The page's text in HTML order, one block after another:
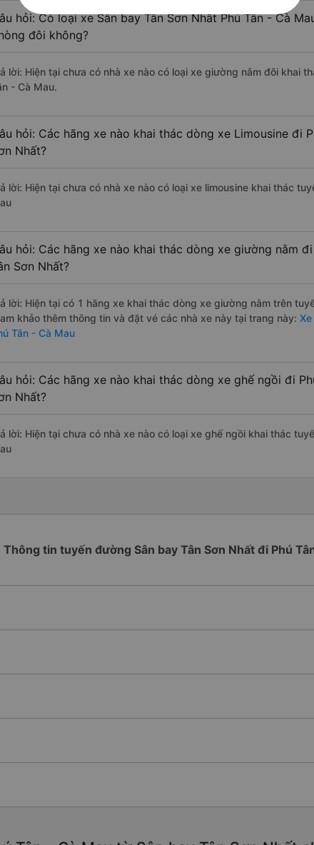
hỏi: Có loại xe Sân bay Tân Sơn Nhất Phú Tân - Cà
đôi không?
lời: Hiện tại chưa có nhà xe nào có loại xe giường nằm đôi khai
- Cà Mau.
hỏi: Các hãng xe nào khai thác dòng xe Limousine đi
Nhất?
lời: Hiện tại chưa có nhà xe nào có loại xe limousine khai thác
hỏi: Các hãng xe nào khai thác dòng xe giường nằm
Sơn Nhất?
lời: Hiện tại có 1 hãng xe khai thác dòng xe giường nằm trên
khảo thêm thông tin và đặt vé các nhà xe này tại trang này:
Tân - Cà Mau
hỏi: Các hãng xe nào khai thác dòng xe ghế ngồi đi
Nhất?
lời: Hiện tại chưa có nhà xe nào có loại xe ghế ngồi khai thác
Thông tin tuyến đường Sân bay Tân Sơn Nhất đi Phú